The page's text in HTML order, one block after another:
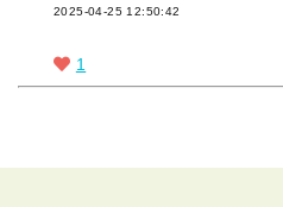
2025-04-25 12:50:42
1